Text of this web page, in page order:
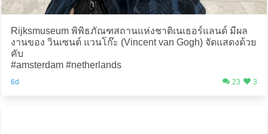
Rijksmuseum พิพิธภัณฑสถานแห่งชาติเนเธอร์แลนด์ มีผล
งานของ วินเซนต์ แวนโก๊ะ (Vincent van Gogh) จัดแสดงด้วย
คับ
#amsterdam #netherlands
6d 23 3